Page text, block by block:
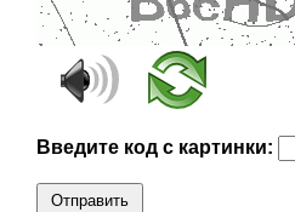
Введите код с картинки:
Отправить